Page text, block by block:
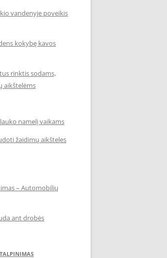
vandenyje poveikis
kokybę kavos
rinktis sodams,
aikštelėms
namelį vaikams
žaidimų aikšteles
– Automobilių
ant drobės